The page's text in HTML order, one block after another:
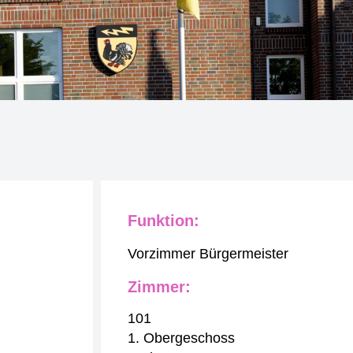
Funktion:
Vorzimmer Bürgermeister
Zimmer:
101
1. Obergeschoss